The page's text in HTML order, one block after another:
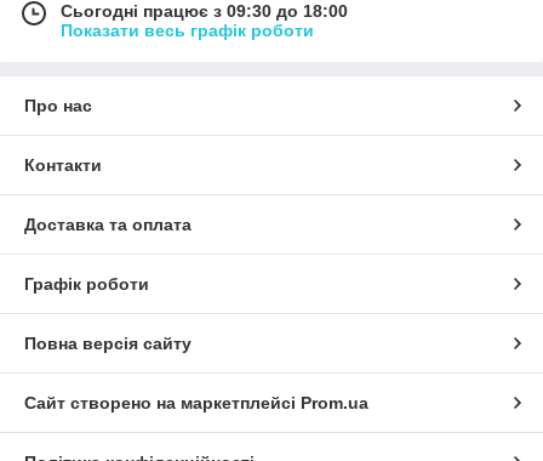
Сьогодні працює з 09:30 до 18:00
Показати весь графік роботи
Про нас
Контакти
Доставка та оплата
Графік роботи
Повна версія сайту
Сайт створено на маркетплейсі Prom.ua